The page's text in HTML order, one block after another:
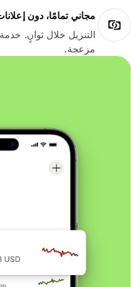
مجاني تمامًا، دون إعلانات
التنزيل خلال ثوانٍ. خدمة
مزعجة.